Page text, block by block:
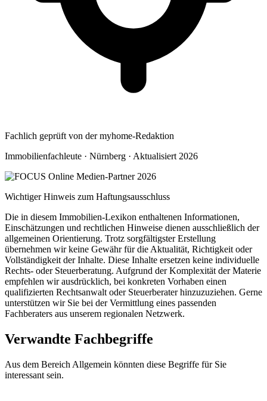
Fachlich geprüft von der myhome-Redaktion
Immobilienfachleute · Nürnberg · Aktualisiert 2026
Wichtiger Hinweis zum Haftungsausschluss
Die in diesem Immobilien-Lexikon enthaltenen Informationen,
Einschätzungen und rechtlichen Hinweise dienen ausschließlich der
allgemeinen Orientierung. Trotz sorgfältigster Erstellung
übernehmen wir keine Gewähr für die Aktualität, Richtigkeit oder
Vollständigkeit der Inhalte. Diese Inhalte ersetzen keine individuelle
Rechts- oder Steuerberatung. Aufgrund der Komplexität der Materie
empfehlen wir ausdrücklich, bei konkreten Vorhaben einen
qualifizierten Rechtsanwalt oder Steuerberater hinzuzuziehen. Gerne
unterstützen wir Sie bei der Vermittlung eines passenden
Fachberaters aus unserem regionalen Netzwerk.
Verwandte Fachbegriffe
Aus dem Bereich Allgemein könnten diese Begriffe für Sie
interessant sein.